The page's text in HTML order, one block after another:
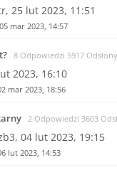
25 lut 2023, 11:51
05 mar 2023, 14:57
8 Odpowiedzi 5917 Odsłony
2023, 16:10
mar 2023, 18:56
2 Odpowiedzi 3603
04 lut 2023, 19:15
lut 2023, 14:53